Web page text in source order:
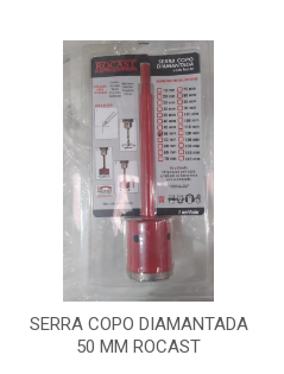
SERRA COPO DIAMANTADA
50 MM ROCAST